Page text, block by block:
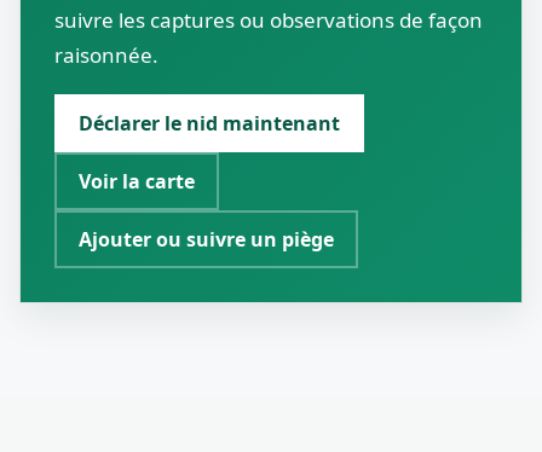
suivre les captures ou observations de façon
raisonnée.
Déclarer le nid maintenant
Voir la carte
Ajouter ou suivre un piège